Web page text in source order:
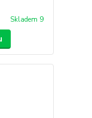
Skladem 9